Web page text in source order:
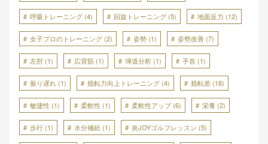
呼吸トレーニング (4) 回旋トレーニング (5) 地面反力 (12)
女子プロのトレーニング (2) 姿勢 (1) 姿勢改善 (7)
左肘 (1) 広背筋 (1) 弾道分析 (1) 手首 (1)
振り遅れ (1) 捻転力向上トレーニング (4) 捻転差 (18)
敏捷性 (1) 柔軟性 (1) 柔軟性アップ(6) 栄養 (2)
歩行 (1) 水分補給 (1) 炎JOYゴルフレッスン (5)